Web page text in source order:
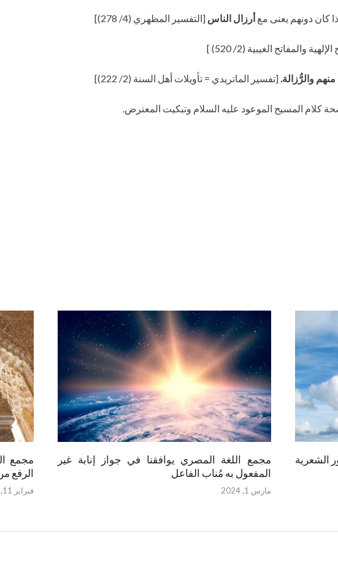
أرزال الناس [التفسير المظهري (4/ 278)]
والمفاتح الغيبية (2/ 520) ]
منهم والرُّزالة.[تفسير الماتريدي = تأويلات أهل السنة (2/ 222)]
كلام المسيح الموعود عليه السلام وتبكيت المعترض.
الشعرية
مجمع اللغة المصري يوافقنا في جواز إنابة غير
المفعول به مُناب الفاعل
مارس 1, 2024
مجمع
الرفع
فبراير 11, 2024